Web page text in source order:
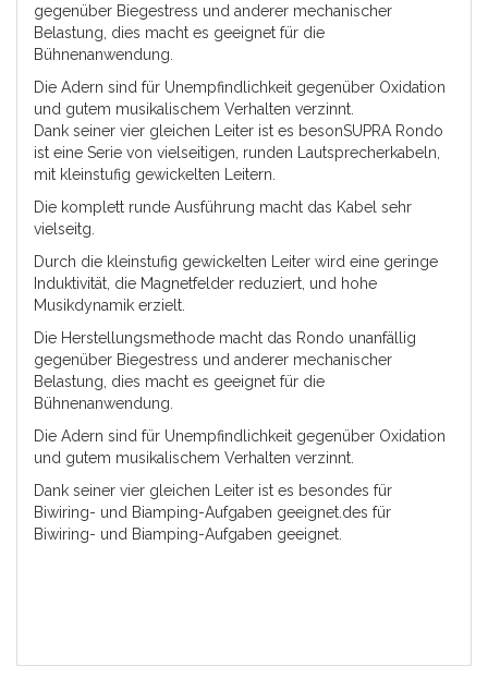
gegenüber Biegestress und anderer mechanischer
Belastung, dies macht es geeignet für die
Bühnenanwendung.
Die Adern sind für Unempfindlichkeit gegenüber Oxidation
und gutem musikalischem Verhalten verzinnt.
Dank seiner vier gleichen Leiter ist es besonSUPRA Rondo
ist eine Serie von vielseitigen, runden Lautsprecherkabeln,
mit kleinstufig gewickelten Leitern.
Die komplett runde Ausführung macht das Kabel sehr
vielseitg.
Durch die kleinstufig gewickelten Leiter wird eine geringe
Induktivität, die Magnetfelder reduziert, und hohe
Musikdynamik erzielt.
Die Herstellungsmethode macht das Rondo unanfällig
gegenüber Biegestress und anderer mechanischer
Belastung, dies macht es geeignet für die
Bühnenanwendung.
Die Adern sind für Unempfindlichkeit gegenüber Oxidation
und gutem musikalischem Verhalten verzinnt.
Dank seiner vier gleichen Leiter ist es besondes für
Biwiring- und Biamping-Aufgaben geeignet.des für
Biwiring- und Biamping-Aufgaben geeignet.